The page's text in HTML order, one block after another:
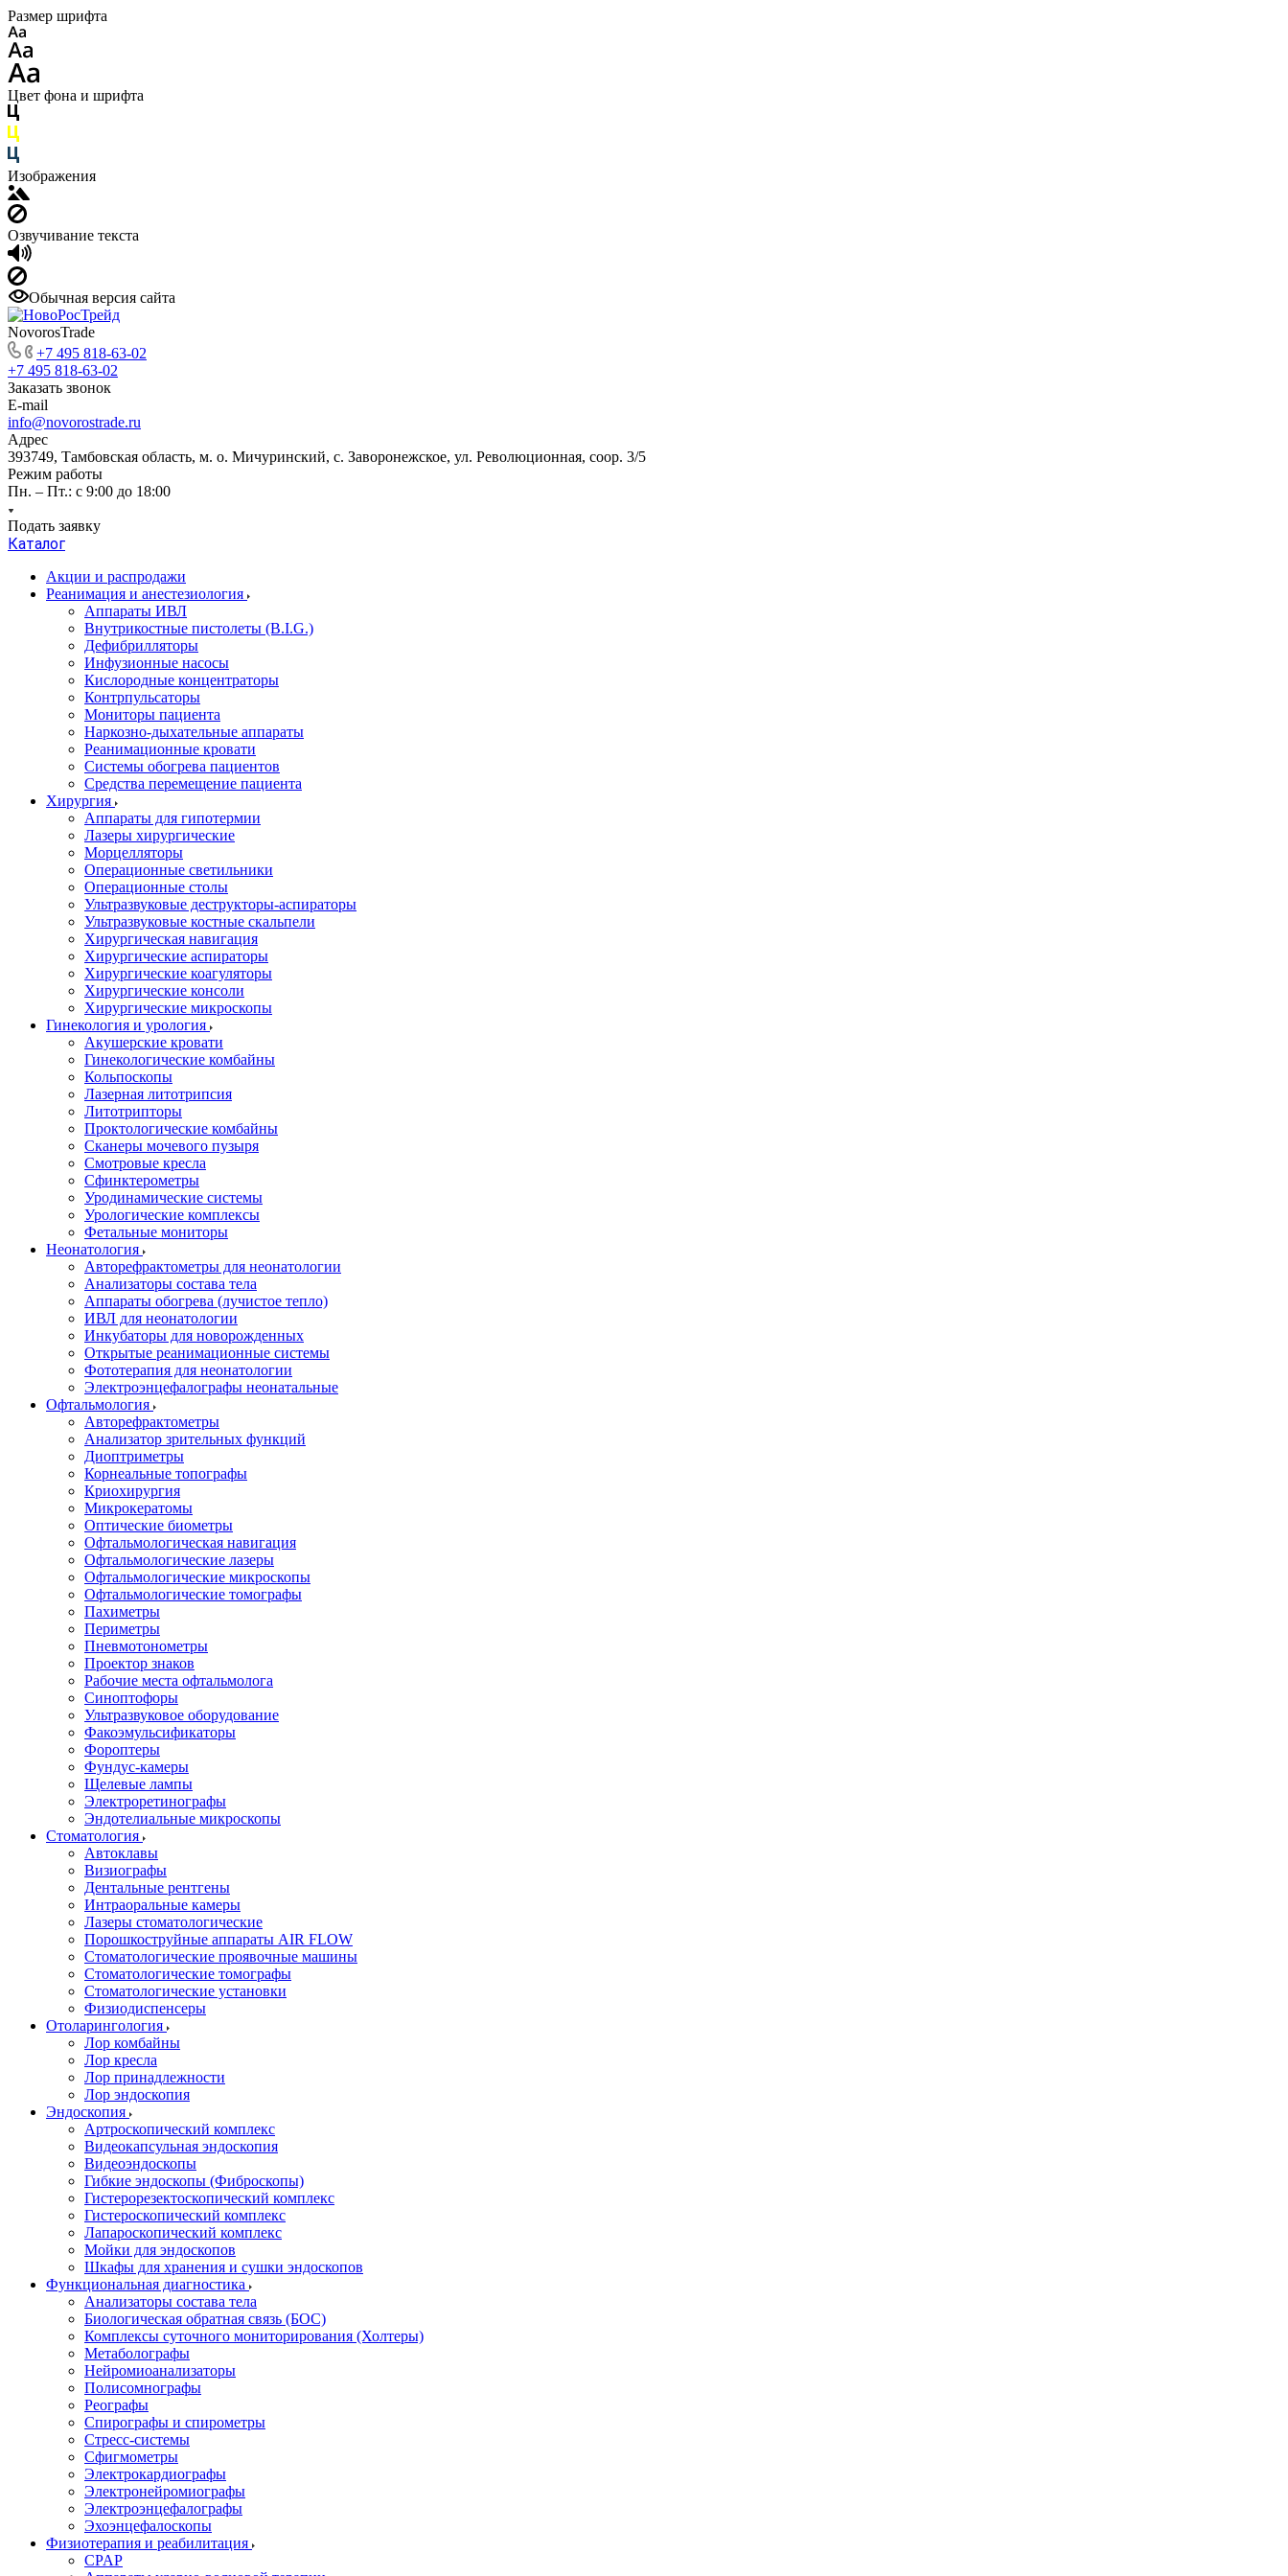
Размер шрифта
Цвет фона и шрифта
Изображения
Озвучивание текста
Обычная версия сайта
NovorosTrade
+7 495 818-63-02
+7 495 818-63-02
Заказать звонок
E-mail
info@novorostrade.ru
Адрес
393749, Тамбовская область, м. о. Мичуринский, с. Заворонежское, ул. Революционная, соор. 3/5
Режим работы
Пн. – Пт.: с 9:00 до 18:00
Подать заявку
Каталог
Акции и распродажи
Реанимация и анестезиология
Аппараты ИВЛ
Внутрикостные пистолеты (B.I.G.)
Дефибрилляторы
Инфузионные насосы
Кислородные концентраторы
Контрпульсаторы
Мониторы пациента
Наркозно-дыхательные аппараты
Реанимационные кровати
Системы обогрева пациентов
Средства перемещение пациента
Хирургия
Аппараты для гипотермии
Лазеры хирургические
Морцелляторы
Операционные светильники
Операционные столы
Ультразвуковые деструкторы-аспираторы
Ультразвуковые костные скальпели
Хирургическая навигация
Хирургические аспираторы
Хирургические коагуляторы
Хирургические консоли
Хирургические микроскопы
Гинекология и урология
Акушерские кровати
Гинекологические комбайны
Кольпоскопы
Лазерная литотрипсия
Литотрипторы
Проктологические комбайны
Сканеры мочевого пузыря
Смотровые кресла
Сфинктерометры
Уродинамические системы
Урологические комплексы
Фетальные мониторы
Неонатология
Авторефрактометры для неонатологии
Анализаторы состава тела
Аппараты обогрева (лучистое тепло)
ИВЛ для неонатологии
Инкубаторы для новорожденных
Открытые реанимационные системы
Фототерапия для неонатологии
Электроэнцефалографы неонатальные
Офтальмология
Авторефрактометры
Анализатор зрительных функций
Диоптриметры
Корнеальные топографы
Криохирургия
Микрокератомы
Оптические биометры
Офтальмологическая навигация
Офтальмологические лазеры
Офтальмологические микроскопы
Офтальмологические томографы
Пахиметры
Периметры
Пневмотонометры
Проектор знаков
Рабочие места офтальмолога
Синоптофоры
Ультразвуковое оборудование
Факоэмульсификаторы
Фороптеры
Фундус-камеры
Щелевые лампы
Электроретинографы
Эндотелиальные микроскопы
Стоматология
Автоклавы
Визиографы
Дентальные рентгены
Интраоральные камеры
Лазеры стоматологические
Порошкоструйные аппараты AIR FLOW
Стоматологические проявочные машины
Стоматологические томографы
Стоматологические установки
Физиодиспенсеры
Отоларингология
Лор комбайны
Лор кресла
Лор принадлежности
Лор эндоскопия
Эндоскопия
Артроскопический комплекс
Видеокапсульная эндоскопия
Видеоэндоскопы
Гибкие эндоскопы (Фиброcкопы)
Гистерорезектоскопический комплекс
Гистероскопический комплекс
Лапароскопический комплекс
Мойки для эндоскопов
Шкафы для хранения и сушки эндоскопов
Функциональная диагностика
Анализаторы состава тела
Биологическая обратная связь (БОС)
Комплексы суточного мониторирования (Холтеры)
Метаболографы
Нейромиоанализаторы
Полисомнографы
Реографы
Спирографы и спирометры
Стресс-системы
Сфигмометры
Электрокардиографы
Электронейромиографы
Электроэнцефалографы
Эхоэнцефалоскопы
Физиотерапия и реабилитация
CPAP